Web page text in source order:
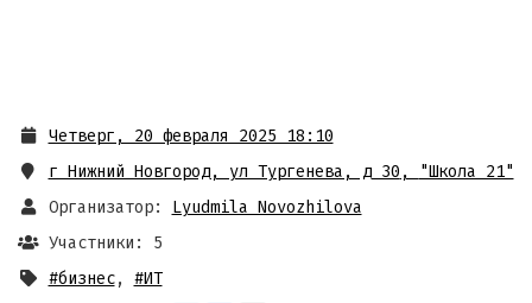
Четверг, 20 февраля 2025 18:10
г Нижний Новгород, ул Тургенева, д 30 ,
"Школа 21"
Организатор:
Lyudmila Novozhilova
Участники: 5
#бизнес, #ИТ